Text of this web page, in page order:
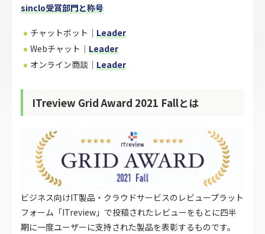
sinclo受賞部門と称号
チャットボット｜ Leader
Webチャット｜ Leader
オンライン商談｜ Leader
ITreview Grid Award 2021 Fallとは
ビジネス向けIT製品・クラウドサービスのレビュープラット
フォーム「ITreview」で投稿されたレビューをもとに四半
期に一度ユーザーに支持された製品を表彰するものです。